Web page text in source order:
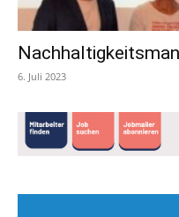
6. Juli 2023